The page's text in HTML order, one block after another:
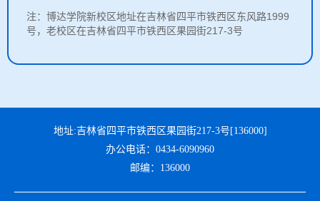
注：博达学院新校区地址在吉林省四平市铁西区东风路1999
号，老校区在吉林省四平市铁西区果园街217-3号
地址:吉林省四平市铁西区果园街217-3号[136000]
办公电话：0434-6090960
邮编：136000